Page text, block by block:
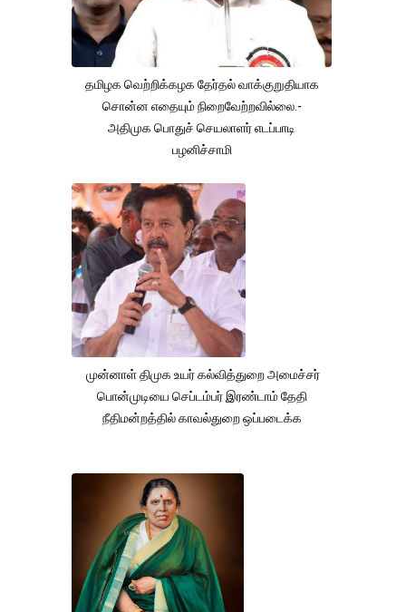
தமிழக வெற்றிக்கழக தேர்தல் வாக்குறுதியாக
சொன்ன எதையும் நிறைவேற்றவில்லை.-
அதிமுக பொதுச் செயலாளர் எடப்பாடி
பழனிச்சாமி
முன்னாள் திமுக உயர் கல்வித்துறை அமைச்சர்
பொன்முடியை செப்டம்பர் இரண்டாம் தேதி
நீதிமன்றத்தில் காவல்துறை ஒப்படைக்க